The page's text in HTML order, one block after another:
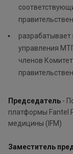
управления
членов
Председатель -
платформы Fantel
медицины (IFM)
Заместитель